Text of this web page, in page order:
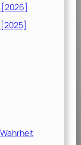
[2026]
[2025]